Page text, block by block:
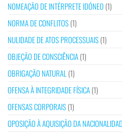
NOMEAÇÃO DE INTÉRPRETE IDÓNEO (1)
NORMA DE CONFLITOS(1)
NULIDADE DE ATOS PROCESSUAIS(1)
OBJEÇÃO DE CONSCIÊNCIA(1)
OBRIGAÇÃO NATURAL (1)
OFENSA À INTEGRIDADE FÍSICA(1)
OFENSAS CORPORAIS(1)
OPOSIÇÃO À AQUISIÇÃO DA